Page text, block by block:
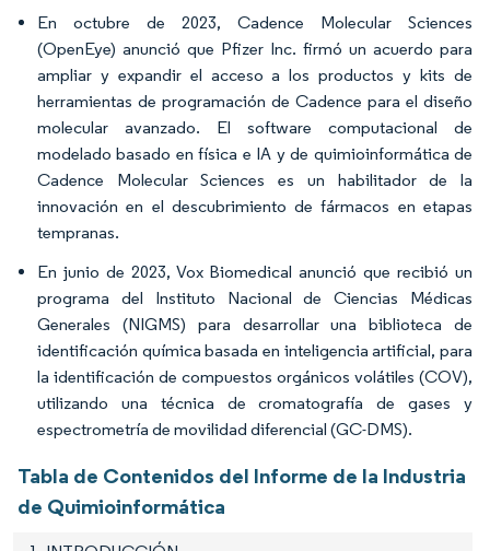
En octubre de 2023, Cadence Molecular Sciences
(OpenEye) anunció que Pfizer Inc. firmó un acuerdo para
ampliar y expandir el acceso a los productos y kits de
herramientas de programación de Cadence para el diseño
molecular avanzado. El software computacional de
modelado basado en física e IA y de quimioinformática de
Cadence Molecular Sciences es un habilitador de la
innovación en el descubrimiento de fármacos en etapas
tempranas.
En junio de 2023, Vox Biomedical anunció que recibió un
programa del Instituto Nacional de Ciencias Médicas
Generales (NIGMS) para desarrollar una biblioteca de
identificación química basada en inteligencia artificial, para
la identificación de compuestos orgánicos volátiles (COV),
utilizando una técnica de cromatografía de gases y
espectrometría de movilidad diferencial (GC-DMS).
Tabla de Contenidos del Informe de la Industria
de Quimioinformática